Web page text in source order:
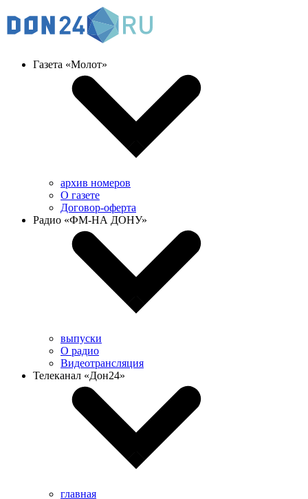
Газета «Молот»
архив номеров
О газете
Договор-оферта
Радио «ФМ-НА ДОНУ»
выпуски
О радио
Видеотрансляция
Телеканал «Дон24»
главная